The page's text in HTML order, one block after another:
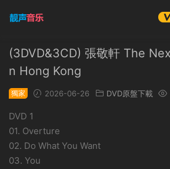
(3DVD&3CD) 張敬軒 The
n Hong Kong
獨家 2026-06-26 DVD原盤下載
DVD 1
01. Overture
02. Do What You Want
03. You